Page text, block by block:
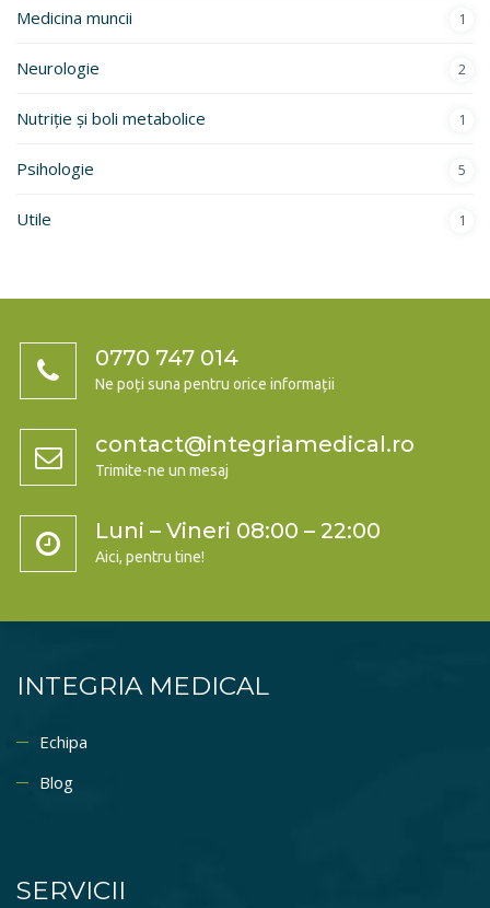
Medicina muncii 1
Neurologie 2
Nutriție și boli metabolice 1
Psihologie 5
Utile 1
0770 747 014
Ne poți suna pentru orice informații
contact@integriamedical.ro
Trimite-ne un mesaj
Luni – Vineri 08:00 – 22:00
Aici, pentru tine!
INTEGRIA MEDICAL
Echipa
Blog
SERVICII